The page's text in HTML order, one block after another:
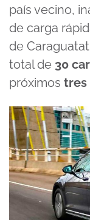
país vecino,
de carga
de
total de 30
próximos tres